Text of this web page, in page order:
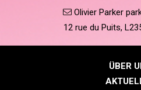
Olivier Parker
12 rue du Puits,
ÜBER